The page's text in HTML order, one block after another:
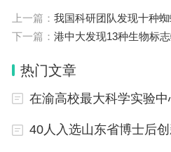
利，在实践中得到了很好
《给水排水管网系统》教材
础上，在国内首次实现管网
赵洪宾教授曾主持多项国
上一篇： 我国科研团队发现十种
下一篇： 港中大发现13种生物标志物 可
热门文章
在渝高校最大科学实验
40人入选山东省博士后